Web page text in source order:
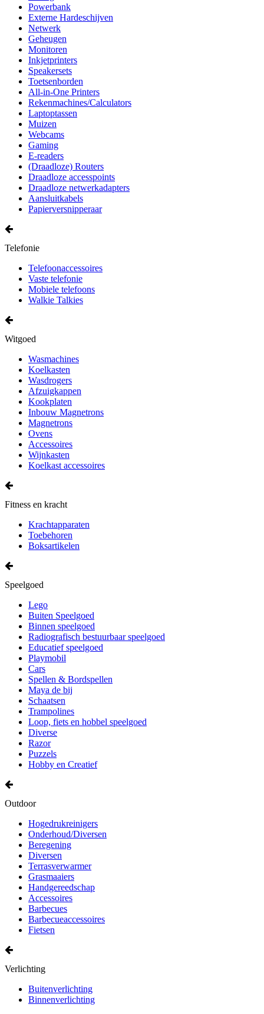
Powerbank
Externe Hardeschijven
Netwerk
Geheugen
Monitoren
Inkjetprinters
Speakersets
Toetsenborden
All-in-One Printers
Rekenmachines/Calculators
Laptoptassen
Muizen
Webcams
Gaming
E-readers
(Draadloze) Routers
Draadloze accesspoints
Draadloze netwerkadapters
Aansluitkabels
Papierversnipperaar
Telefonie
Telefoonaccessoires
Vaste telefonie
Mobiele telefoons
Walkie Talkies
Witgoed
Wasmachines
Koelkasten
Wasdrogers
Afzuigkappen
Kookplaten
Inbouw Magnetrons
Magnetrons
Ovens
Accessoires
Wijnkasten
Koelkast accessoires
Fitness en kracht
Krachtapparaten
Toebehoren
Boksartikelen
Speelgoed
Lego
Buiten Speelgoed
Binnen speelgoed
Radiografisch bestuurbaar speelgoed
Educatief speelgoed
Playmobil
Cars
Spellen & Bordspellen
Maya de bij
Schaatsen
Trampolines
Loop, fiets en hobbel speelgoed
Diverse
Razor
Puzzels
Hobby en Creatief
Outdoor
Hogedrukreinigers
Onderhoud/Diversen
Beregening
Diversen
Terrasverwarmer
Grasmaaiers
Handgereedschap
Accessoires
Barbecues
Barbecueaccessoires
Fietsen
Verlichting
Buitenverlichting
Binnenverlichting